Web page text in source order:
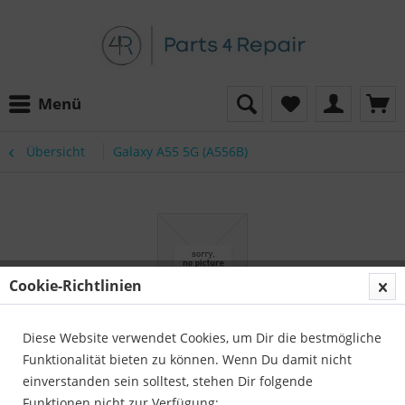
Menü
Übersicht Galaxy A55 5G (A556B)
Cookie-Richtlinien
Diese Website verwendet Cookies, um Dir die bestmögliche
Funktionalität bieten zu können. Wenn Du damit nicht
einverstanden sein solltest, stehen Dir folgende